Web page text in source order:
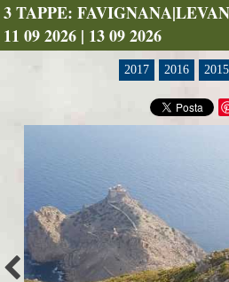
3 TAPPE:
11 09 2026 | 13 09 2026
2017 2016 2015